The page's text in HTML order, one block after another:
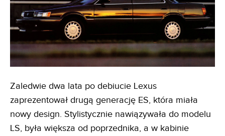
Zaledwie dwa lata po debiucie Lexus
zaprezentował drugą generację ES, która miała
nowy design. Stylistycznie nawiązywała do modelu
LS, była większa od poprzednika, a w kabinie